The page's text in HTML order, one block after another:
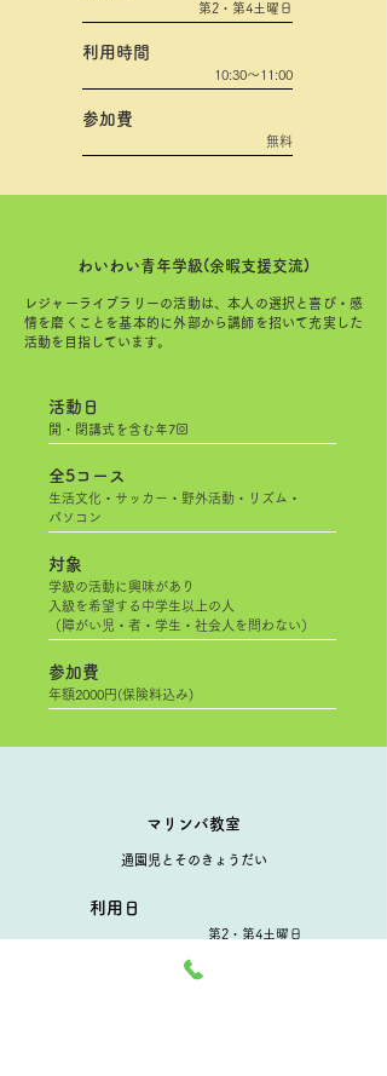
​第2・第4土曜日
利用時間
​10:30～11:00
参加費
無料
わいわい青年学級(余暇支援交流)
レジャーライブラリーの活動は、本人の選択と喜び・感
情を磨くことを基本的に外部から講師を招いて充実した
活動を目指しています。
活動日
開・閉講式を含む年7回
​全5コース
生活文化・サッカー・野外活動・リズム・
​パソコン
対象
学級の活動に興味があり
入級を希望する中学生以上の人
（障がい児・者・学生・社会人を問わない）
参加費
年額2000円(保険料込み)
マリンバ教室
通園児とそのきょうだい
利用日
​第2・第4土曜日